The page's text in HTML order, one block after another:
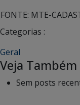
FONTE: MTE-
Categorias :
Geral
Veja Também
Sem posts